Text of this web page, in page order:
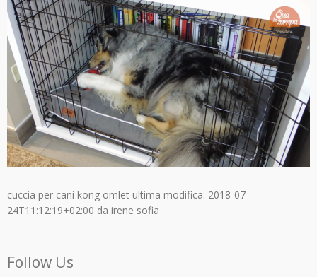
cuccia per cani kong omlet ultima modifica: 2018-07-
24T11:12:19+02:00 da irene sofia
Follow Us